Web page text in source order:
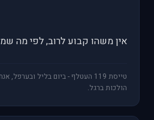
אין משהו קבוע לרוב, לפי מה
טייסת 119 העטלף - ביום בליל
הולכות ברגל.